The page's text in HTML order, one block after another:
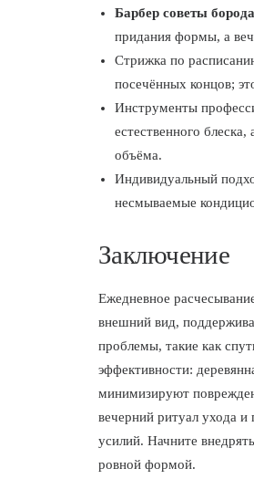
Барбер советы борода
придания формы, а
Стрижка по
посечённых концов;
Инструменты
естественного
объёма.
Индивидуальный
несмываемые
Заключение
Ежедневное
внешний вид,
проблемы, такие как
эффективности:
минимизируют
вечерний ритуал ухода
усилий. Начните
ровной формой.